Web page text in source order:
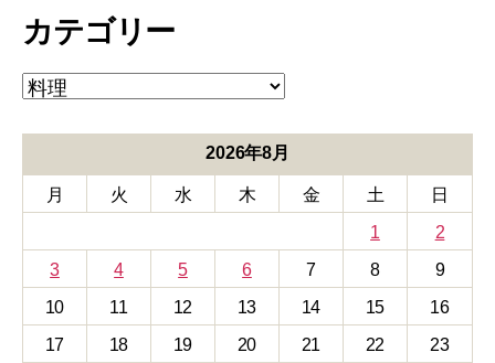
イ
カテゴリー
カ
テ
ー
2026年8月
月 火 水 木 金 土
日
1
2
3
4 5 6 7 8
9
10
11 12 13 14 15
16
17
18 19 20 21 22
23